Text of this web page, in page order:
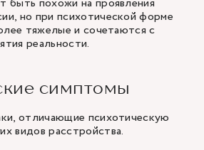
но при психотической форме
тяжелые и сочетаются с
реальности.
симптомы
отличающие психотическую
видов расстройства.